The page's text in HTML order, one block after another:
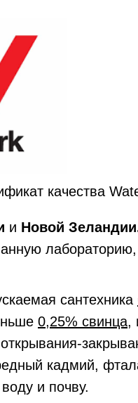
качества
и Новой
лабораторию,
сантехника
0,25% свинца,
открывания-
кадмий,
и почву.